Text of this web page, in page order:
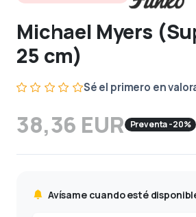
Michael Myers
25 cm)
Sé el primero en
38,36 EUR Preventa -20%
Avísame cuando esté